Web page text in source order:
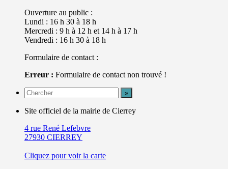
Ouverture au public :
Lundi : 16 h 30 à 18 h
Mercredi : 9 h à 12 h et 14 h à 17 h
Vendredi : 16 h 30 à 18 h
Formulaire de contact :
Erreur : Formulaire de contact non trouvé !
Site officiel de la mairie de Cierrey
4 rue René Lefebvre
27930 CIERREY
Cliquez pour voir la carte